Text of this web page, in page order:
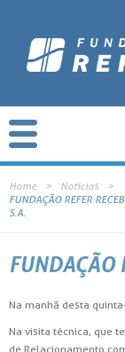
Home
Notícias
FUNDAÇÃO REFER
S.A.
FUNDAÇÃO
Na manhã desta
Na visita técnica, que
de Relacionamento